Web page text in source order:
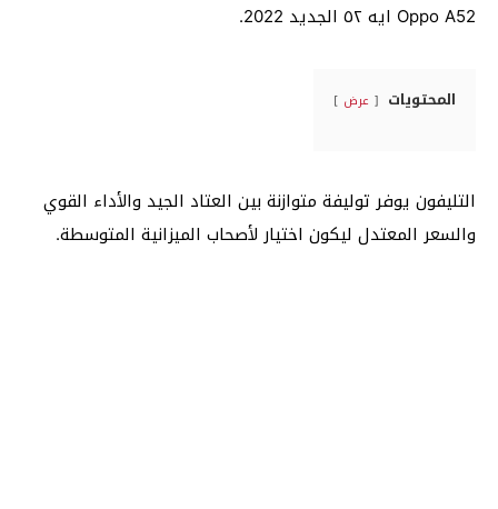
Oppo A52 ايه ٥٢ الجديد 2022.
المحتويات عرض
التليفون يوفر توليفة متوازنة بين العتاد الجيد والأداء القوي
والسعر المعتدل ليكون اختيار لأصحاب الميزانية المتوسطة.